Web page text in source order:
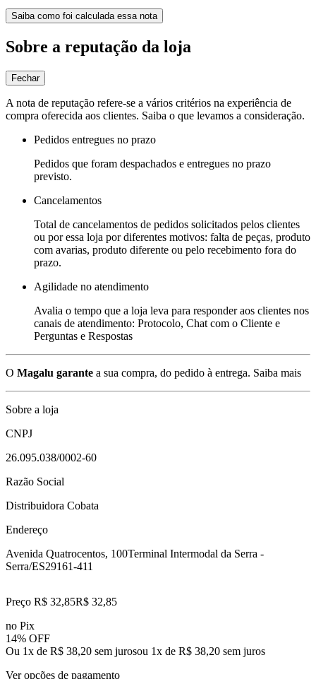
Saiba como foi calculada essa nota
Sobre a reputação da loja
Fechar
A nota de reputação refere-se a vários critérios na experiência de
compra oferecida aos clientes. Saiba o que levamos a consideração.
Pedidos entregues no prazo
Pedidos que foram despachados e entregues no prazo
previsto.
Cancelamentos
Total de cancelamentos de pedidos solicitados pelos clientes
ou por essa loja por diferentes motivos: falta de peças, produto
com avarias, produto diferente ou pelo recebimento fora do
prazo.
Agilidade no atendimento
Avalia o tempo que a loja leva para responder aos clientes nos
canais de atendimento: Protocolo, Chat com o Cliente e
Perguntas e Respostas
O Magalu garante a sua compra, do pedido à entrega. Saiba mais
Sobre a loja
CNPJ
26.095.038/0002-60
Razão Social
Distribuidora Cobata
Endereço
Avenida Quatrocentos, 100Terminal Intermodal da Serra -
Serra/ES29161-411
Preço R$ 32,85R$ 32,85
no Pix
14% OFF
Ou 1x de R$ 38,20 sem jurosou 1x de R$ 38,20 sem juros
Ver opções de pagamento